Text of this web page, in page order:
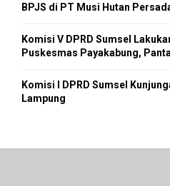
BPJS di PT Musi Hutan
Komisi V DPRD Sumsel
Puskesmas Payakabung,
Komisi I DPRD Sumsel
Lampung